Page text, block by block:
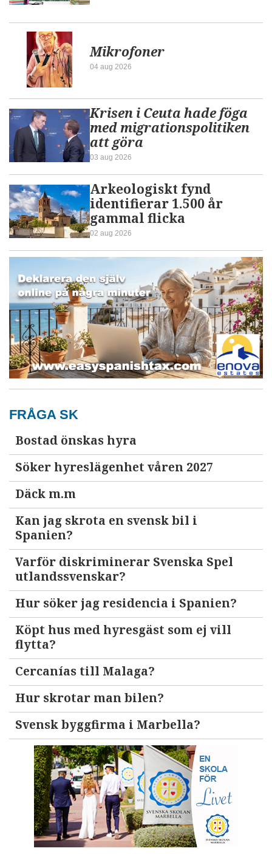
Mikrofoner
04 aug 2026
Krisen i Ceuta hade föga
med migrationspolitiken
att göra
03 aug 2026
Arkeologiskt fynd
identifierar 1.500 år
gammal flicka
02 aug 2026
FRÅGA SK
Bostad önskas hyra
Söker hyreslägenhet våren 2027
Däck m.m
Kan jag skrota en svensk bil i
Spanien?
Varför diskriminerar Svenska Spel
utlandssvenskar?
Hur söker jag residencia i Spanien?
Köpt hus med hyresgäst som ej vill
flytta?
Cercanías till Malaga?
Hur skrotar man bilen?
Svensk byggfirma i Marbella?